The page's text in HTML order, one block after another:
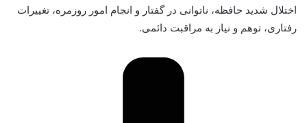
اختلال شدید حافظه، ناتوانی در گفتار و انجام امور روزمره، تغییرات
رفتاری، توهم و نیاز به مراقبت دائمی.